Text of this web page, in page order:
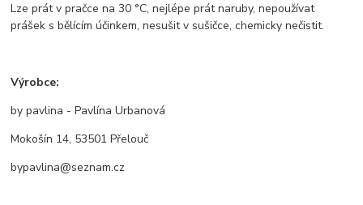
Lze prát v pračce na 30 °C, nejlépe prát naruby, nepoužívat
prášek s bělícím účinkem, nesušit v sušičce, chemicky nečistit.
Výrobce:
by pavlina - Pavlína Urbanová
Mokošín 14, 53501 Přelouč
bypavlina@seznam.cz